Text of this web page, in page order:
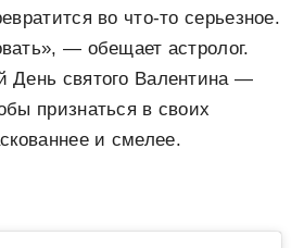
во что-то серьезное.
— обещает астролог.
День святого Валентина —
признаться в своих
и смелее.